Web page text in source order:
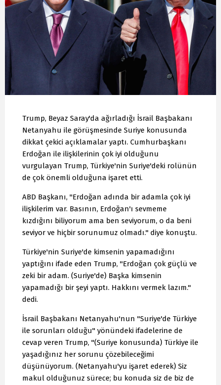
Trump, Beyaz Saray'da ağırladığı İsrail Başbakanı
Netanyahu ile görüşmesinde Suriye konusunda
dikkat çekici açıklamalar yaptı. Cumhurbaşkanı
Erdoğan ile ilişkilerinin çok iyi olduğunu
vurgulayan Trump, Türkiye'nin Suriye'deki rolünün
de çok önemli olduğuna işaret etti.
ABD Başkanı, "Erdoğan adında bir adamla çok iyi
ilişkilerim var. Basının, Erdoğan'ı sevmeme
kızdığını biliyorum ama ben seviyorum, o da beni
seviyor ve hiçbir sorunumuz olmadı." diye konuştu.
Türkiye'nin Suriye'de kimsenin yapamadığını
yaptığını ifade eden Trump, "Erdoğan çok güçlü ve
zeki bir adam. (Suriye'de) Başka kimsenin
yapamadığı bir şeyi yaptı. Hakkını vermek lazım."
dedi.
İsrail Başbakanı Netanyahu'nun "Suriye'de Türkiye
ile sorunları olduğu" yönündeki ifadelerine de
cevap veren Trump, "(Suriye konusunda) Türkiye ile
yaşadığınız her sorunu çözebileceğimi
düşünüyorum. (Netanyahu'yu işaret ederek) Siz
makul olduğunuz sürece; bu konuda siz de biz de